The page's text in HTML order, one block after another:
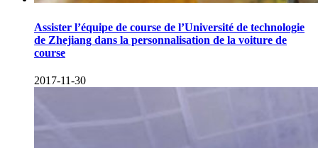
Assister l’équipe de course de l’Université de technologie
de Zhejiang dans la personnalisation de la voiture de
course
2017-11-30